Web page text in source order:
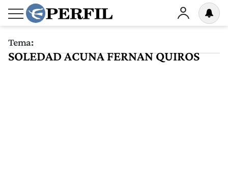
Tema:
SOLEDAD ACUNA FERNAN QUIROS